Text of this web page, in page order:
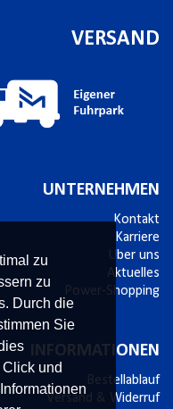
zu
zu
Durch die
Sie
und
VERSAND
UNTERNEHMEN
Kontakt
Karriere
Über uns
Aktuelles
Power-Shopping
INFORMATIONEN
Bestellablauf
Versand & Widerruf